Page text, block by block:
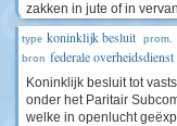
zakken in jute of in
type koninklijk besluit prom.
bron federale
Koninklijk besluit tot
onder het Paritair
welke in openlucht